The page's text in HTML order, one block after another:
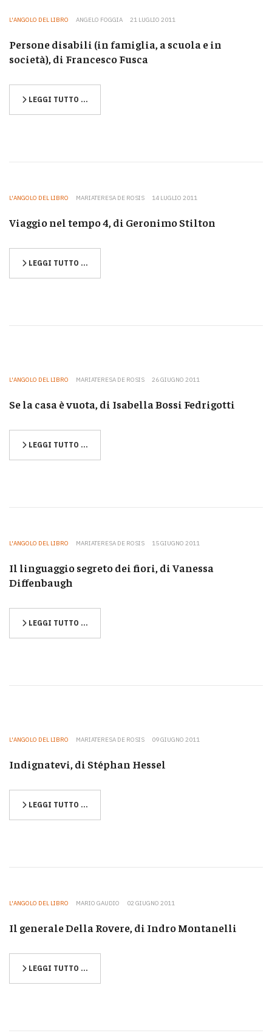
L'ANGOLO DEL LIBRO ANGELO FOGGIA 21 LUGLIO 2011
Persone disabili (in famiglia, a scuola e in
società), di Francesco Fusca
LEGGI TUTTO …
L'ANGOLO DEL LIBRO MARIATERESA DE ROSIS 14 LUGLIO 2011
Viaggio nel tempo 4, di Geronimo Stilton
LEGGI TUTTO …
L'ANGOLO DEL LIBRO MARIATERESA DE ROSIS 26 GIUGNO 2011
Se la casa è vuota, di Isabella Bossi Fedrigotti
LEGGI TUTTO …
L'ANGOLO DEL LIBRO MARIATERESA DE ROSIS 15 GIUGNO 2011
Il linguaggio segreto dei fiori, di Vanessa
Diffenbaugh
LEGGI TUTTO …
L'ANGOLO DEL LIBRO MARIATERESA DE ROSIS 09 GIUGNO 2011
Indignatevi, di Stéphan Hessel
LEGGI TUTTO …
L'ANGOLO DEL LIBRO MARIO GAUDIO 02 GIUGNO 2011
Il generale Della Rovere, di Indro Montanelli
LEGGI TUTTO …